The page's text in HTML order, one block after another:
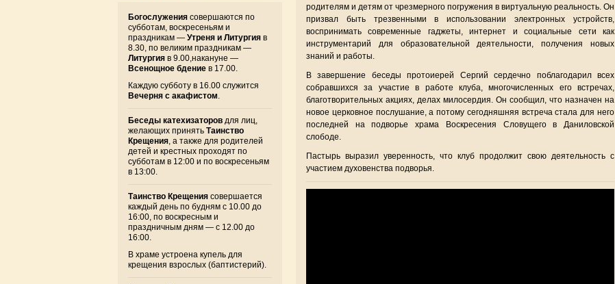
родителям и детям от чрезмерного погружения в виртуальную реальность. Он
призвал быть трезвенными в использовании электронных устройств,
воспринимать современные гаджеты, интернет и социальные сети как
инструментарий для образовательной деятельности, получения новых
знаний и работы.
В завершение беседы протоиерей Сергий сердечно поблагодарил всех
собравшихся за участие в работе клуба, многочисленных его встречах,
благотворительных акциях, делах милосердия. Он сообщил, что назначен на
новое церковное послушание, а потому сегодняшняя встреча стала для него
последней на подворье храма Воскресения Словущего в Даниловской
слободе.
Пастырь выразил уверенность, что клуб продолжит свою деятельность с
участием духовенства подворья.
Богослужения совершаются по
субботам, воскресеньям и
праздникам — Утреня и Литургия в
8.30, по великим праздникам —
Литургия в 9.00,накануне —
Всенощное бдение в 17.00.
Каждую субботу в 16.00 служится
Вечерня с акафистом.
Беседы катехизаторов для лиц,
желающих принять Таинство
Крещения, а также для родителей
детей и крестных проходят по
субботам в 12:00 и по воскресеньям
в 13:00.
Таинство Крещения совершается
каждый день по будням с 10.00 до
16:00, по воскресным и
праздничным дням — с 12.00 до
16:00.
В храме устроена купель для
крещения взрослых (баптистерий).